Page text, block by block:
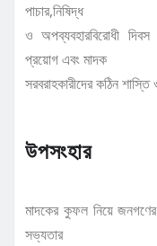
পাচার,নিষিদ্ধ
ও অপব্যবহারবিরোধী
প্রয়োগ এবং মাদক
সরবরাহকারীদের কঠিন
উপসংহার
মাদকের কুফল নিয়ে
সভ্যতার